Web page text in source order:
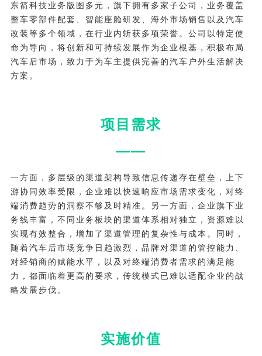
东箭科技业务版图多元，旗下拥有多家子公司，业务覆盖
整车零部件配套、智能座舱研发、海外市场销售以及汽车
改装等多个领域，在行业内斩获多项荣誉。公司以特定使
命为导向，将创新和可持续发展作为企业根基，积极布局
汽车后市场，致力于为车主提供完善的汽车户外生活解决
方案。
项目需求
——
一方面，多层级的渠道架构导致信息传递存在壁垒，上下
游协同效率受限，企业难以快速响应市场需求变化，对终
端消费趋势的洞察不够及时精准。另一方面，企业旗下业
务线丰富，不同业务板块的渠道体系相对独立，资源难以
实现有效整合，增加了渠道管理的复杂性与成本。同时，
随着汽车后市场竞争日趋激烈，品牌对渠道的管控能力、
对经销商的赋能水平，以及对终端消费者需求的满足能
力，都面临着更高的要求，传统模式已难以适配企业的战
略发展步伐。
实施价值